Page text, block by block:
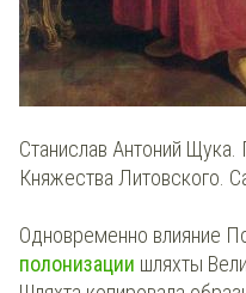
Станислав Антоний
Княжества Литовского.
Одновременно влияние
полонизации шляхты